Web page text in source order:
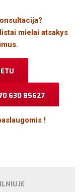
mielai atsakys
630 85627
!